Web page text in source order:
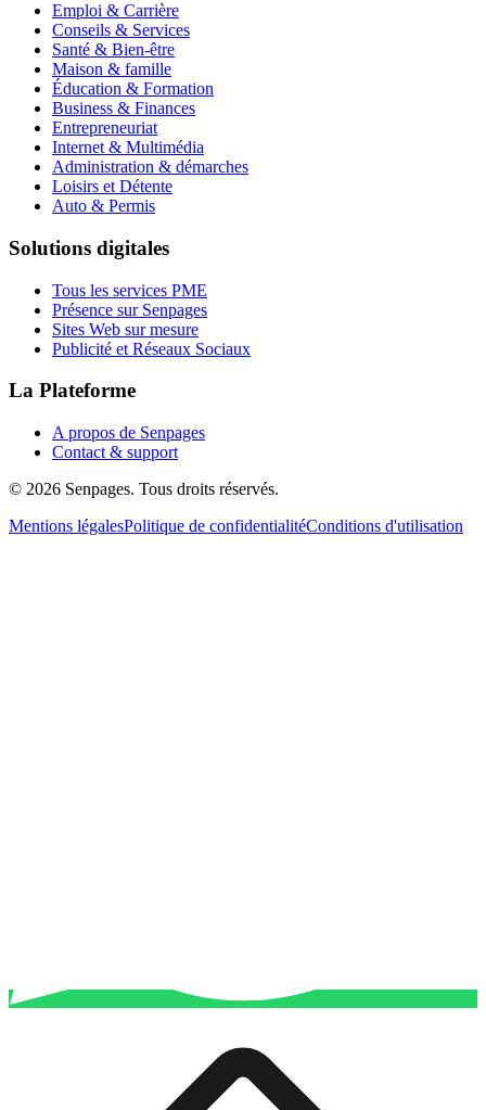
Emploi & Carrière
Conseils & Services
Santé & Bien-être
Maison & famille
Éducation & Formation
Business & Finances
Entrepreneuriat
Internet & Multimédia
Administration & démarches
Loisirs et Détente
Auto & Permis
Solutions digitales
Tous les services PME
Présence sur Senpages
Sites Web sur mesure
Publicité et Réseaux Sociaux
La Plateforme
A propos de Senpages
Contact & support
© 2026 Senpages. Tous droits réservés.
Mentions légalesPolitique de confidentialitéConditions d'utilisation